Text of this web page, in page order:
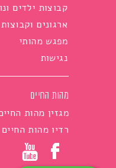
קבוצות ילדים
ארגונים וקבוצות
מפגש מהותי
נגישות
מהות החיים
מגזין מהות
רדיו מהות החיים